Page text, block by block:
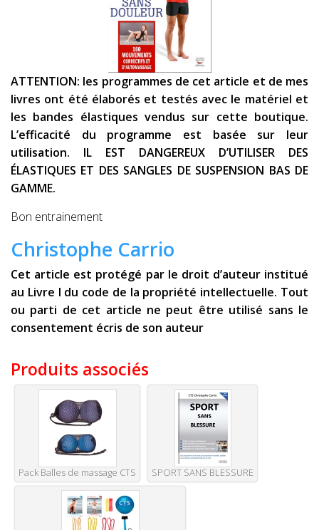
ATTENTION: les programmes de cet article et de mes
livres ont été élaborés et testés avec le matériel et
les bandes élastiques vendus sur cette boutique.
L’efficacité du programme est basée sur leur
utilisation. IL EST DANGEREUX D’UTILISER DES
ÉLASTIQUES ET DES SANGLES DE SUSPENSION BAS DE
GAMME.
Bon entrainement
Christophe Carrio
Cet article est protégé par le droit d’auteur institué
au Livre I du code de la propriété intellectuelle. Tout
ou parti de cet article ne peut être utilisé sans le
consentement écris de son auteur
Produits associés
Pack Balles de massage CTS SPORT SANS BLESSURE